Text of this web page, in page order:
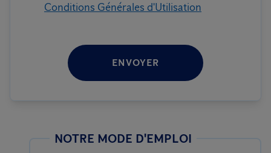
Conditions Générales d'Utilisation
ENVOYER
NOTRE MODE D'EMPLOI